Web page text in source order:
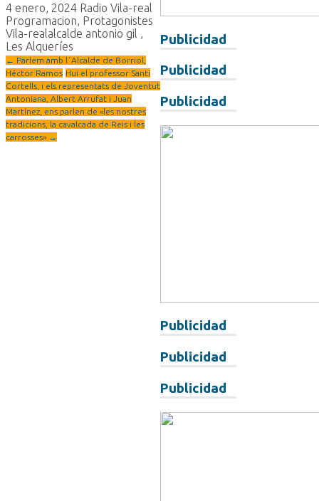
Publicidad
Publicidad
Publicidad
Publicidad
Publicidad
Publicidad
4 enero, 2024 Radio Vila-real
Programacion, Protagonistes
Vila-realalcalde antonio gil ,
Les Alqueríes
← Parlem amb l´Alcalde de Borriol,
Héctor Ramos Hui el professor Santi
Cortells, i els representats de Joventut
Antoniana, Albert Arrufat i Juan
Martínez, ens parlen de «les nostres
tradicions, la cavalcada de Reis i les
carrosses» →